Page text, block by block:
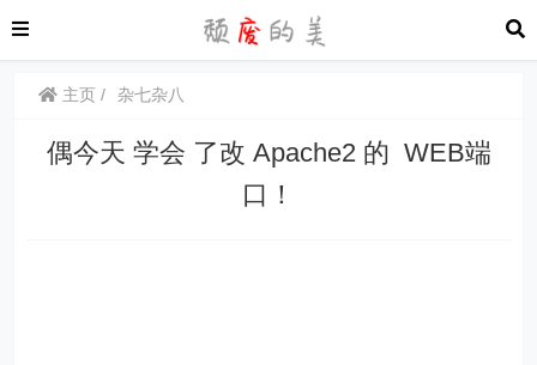
主页 杂七杂八
偶今天 学会 了改 Apache2 的 WEB端
口！